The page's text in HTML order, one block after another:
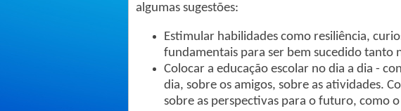
algumas sugestões:
Estimular habilidades como resiliência,
fundamentais para ser bem sucedido tanto
Colocar a educação escolar no dia a dia -
dia, sobre os amigos, sobre as atividades.
sobre as perspectivas para o futuro, como